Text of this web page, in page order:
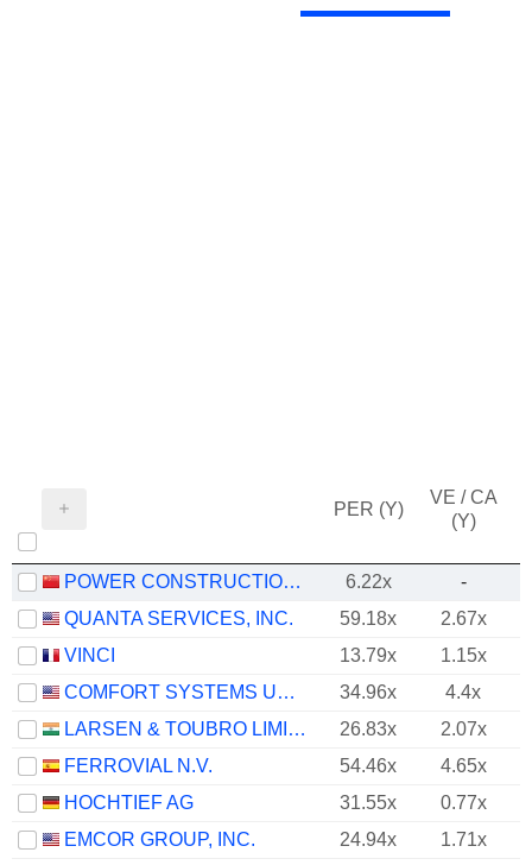
PER (Y)
VE / CA
(Y)
POWER CONSTRUCTION CORPORATION OF CHINA, LTD 6.22x
-
QUANTA SERVICES, INC.
59.18x 2.67x
VINCI
13.79x
1.15x
COMFORT SYSTEMS USA, INC.
34.96x
4.4x
LARSEN & TOUBRO LIMITED
26.83x 2.07x
FERROVIAL N.V.
54.46x 4.65x
HOCHTIEF AG
31.55x 0.77x
EMCOR GROUP, INC.
24.94x 1.71x